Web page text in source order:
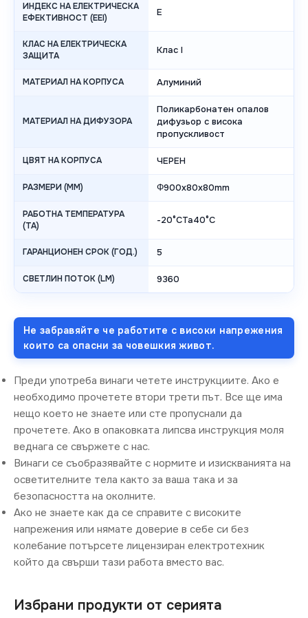
ИНДЕКС НА ЕЛЕКТРИЧЕСКА
ЕФЕКТИВНОСТ (EEI)
E
КЛАС НА ЕЛЕКТРИЧЕСКА
ЗАЩИТА
Клас I
МАТЕРИАЛ НА КОРПУСА Алуминий
МАТЕРИАЛ НА ДИФУЗОРА
Поликарбонатен опалов
дифузьор с висока
пропускливост
ЦВЯТ НА КОРПУСА ЧЕРЕН
РАЗМЕРИ (MM) Φ900x80x80mm
РАБОТНА ТЕМПЕРАТУРА
(TA)
-20°CTa40°C
ГАРАНЦИОНЕН СРОК (ГОД.) 5
СВЕТЛИН ПОТОК (LM) 9360
Не забравяйте че работите с високи напрежения
които са опасни за човешкия живот.
Преди употреба винаги четете инструкциите. Ако е
необходимо прочетете втори трети път. Все ще има
нещо което не знаете или сте пропуснали да
прочетете. Ако в опаковката липсва инструкция моля
веднага се свържете с нас.
Винаги се съобразявайте с нормите и изискванията на
осветителните тела както за ваша така и за
безопасността на околните.
Ако не знаете как да се справите с високите
напрежения или нямате доверие в себе си без
колебание потърсете лицензиран електротехник
който да свърши тази работа вместо вас.
Избрани продукти от серията